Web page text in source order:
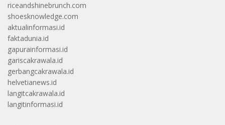
riceandshinebrunch.com
shoesknowledge.com
aktualinformasi.id
faktadunia.id
gapurainformasi.id
gariscakrawala.id
gerbangcakrawala.id
helvetianews.id
langitcakrawala.id
langitinformasi.id